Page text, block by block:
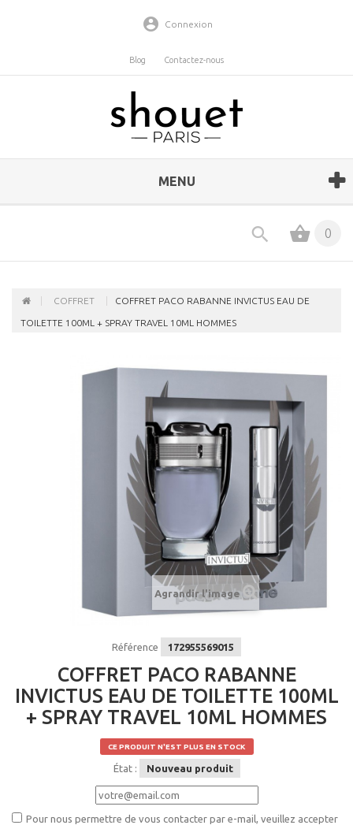
Connexion
Blog Contactez-nous
MENU
0
COFFRET COFFRET PACO RABANNE INVICTUS EAU DE
TOILETTE 100ML + SPRAY TRAVEL 10ML HOMMES
Agrandir l'image
Référence 172955569015
COFFRET PACO RABANNE
INVICTUS EAU DE TOILETTE 100ML
+ SPRAY TRAVEL 10ML HOMMES
CE PRODUIT N'EST PLUS EN STOCK
État : Nouveau produit
Pour nous permettre de vous contacter par e-mail, veuillez accepter